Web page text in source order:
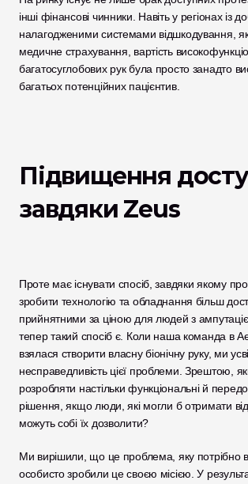
інші фінансові чинники. Навіть у регіонах із
налагодженими системами відшкодування,
медичне страхування, вартість
багатосуглобових рук була просто занадто
багатьох потенційних пацієнтив.
Підвищення
завдяки Zeus
Проте має існувати спосіб, завдяки якому
зробити технологію та обладнання більш
прийнятними за ціною для людей з
тепер такий спосіб є. Коли наша команда в
взялася створити власну біонічну руку, ми
несправедливість цієї проблеми. Зрештою,
розробляти настільки функціональні й
рішення, якщо люди, які могли б отримати
можуть собі їх дозволити?
Ми вирішили, що це проблема, яку потрібно
особисто зробили це своєю місією. У